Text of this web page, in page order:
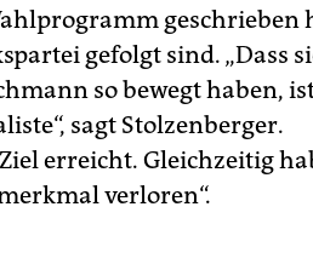
geschrieben
gefolgt sind. „Dass
so bewegt haben,
sagt Stolzenberger.
erreicht. Gleichzeitig
verloren“.